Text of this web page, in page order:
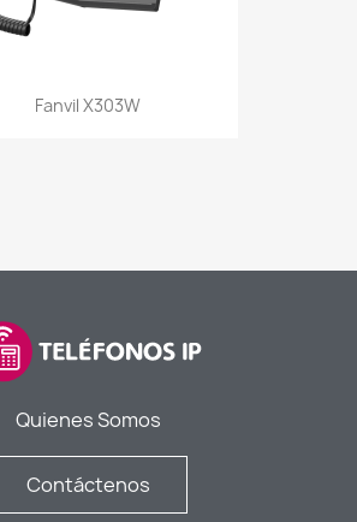
Fanvil X303W
Quienes Somos
Contáctenos